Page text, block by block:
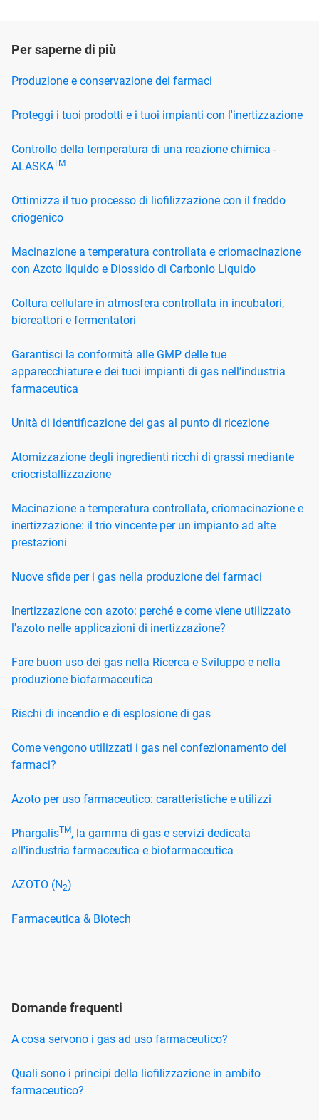
Per saperne di più
Produzione e conservazione dei farmaci
Proteggi i tuoi prodotti e i tuoi impianti con l'inertizzazione
Controllo della temperatura di una reazione chimica -
ALASKATM
Ottimizza il tuo processo di liofilizzazione con il freddo
criogenico
Macinazione a temperatura controllata e criomacinazione
con Azoto liquido e Diossido di Carbonio Liquido
Coltura cellulare in atmosfera controllata in incubatori,
bioreattori e fermentatori
Garantisci la conformità alle GMP delle tue
apparecchiature e dei tuoi impianti di gas nell’industria
farmaceutica
Unità di identificazione dei gas al punto di ricezione
Atomizzazione degli ingredienti ricchi di grassi mediante
criocristallizzazione
Macinazione a temperatura controllata, criomacinazione e
inertizzazione: il trio vincente per un impianto ad alte
prestazioni
Nuove sfide per i gas nella produzione dei farmaci
Inertizzazione con azoto: perché e come viene utilizzato
l'azoto nelle applicazioni di inertizzazione?
Fare buon uso dei gas nella Ricerca e Sviluppo e nella
produzione biofarmaceutica
Rischi di incendio e di esplosione di gas
Come vengono utilizzati i gas nel confezionamento dei
farmaci?
Azoto per uso farmaceutico: caratteristiche e utilizzi
PhargalisTM, la gamma di gas e servizi dedicata
all'industria farmaceutica e biofarmaceutica
AZOTO (N2)
Farmaceutica & Biotech
Domande frequenti
A cosa servono i gas ad uso farmaceutico?
Quali sono i principi della liofilizzazione in ambito
farmaceutico?